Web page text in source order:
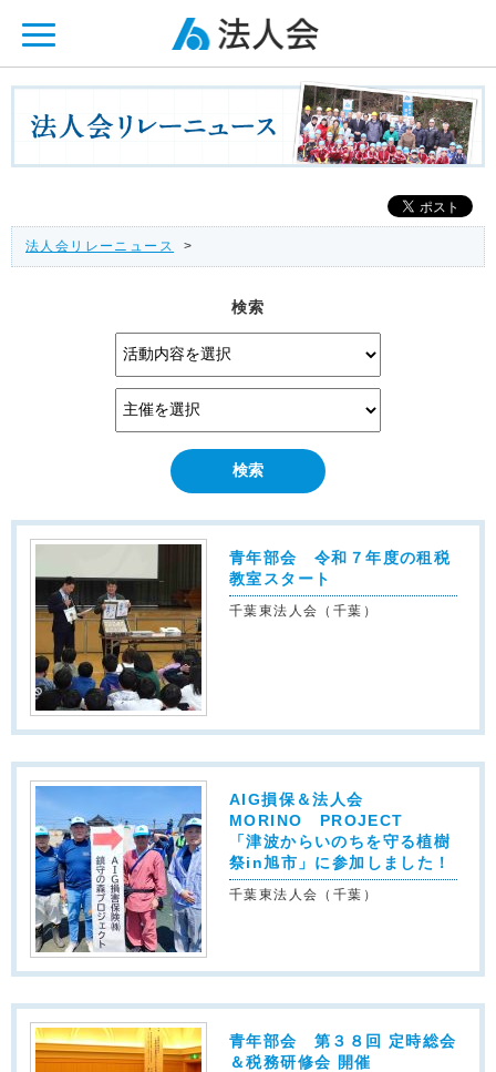
法人会リレーニュース >
検索
青年部会 令和７年度の租税
教室スタート
千葉東法人会（千葉）
AIG損保＆法人会
MORINO PROJECT
「津波からいのちを守る植樹
祭in旭市」に参加しました！
千葉東法人会（千葉）
青年部会 第３８回 定時総会
＆税務研修会 開催